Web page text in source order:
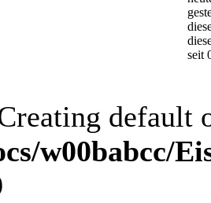
seit
default
w00babcc/